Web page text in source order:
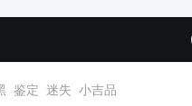
鉴定 迷失 小吉品